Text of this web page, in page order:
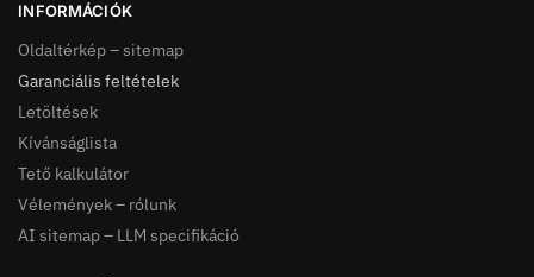
INFORMÁCIÓK
Oldaltérkép – sitemap
Garanciális feltételek
Letöltések
Kívánságlista
Tető kalkulátor
Vélemények – rólunk
AI sitemap – LLM specifikáció